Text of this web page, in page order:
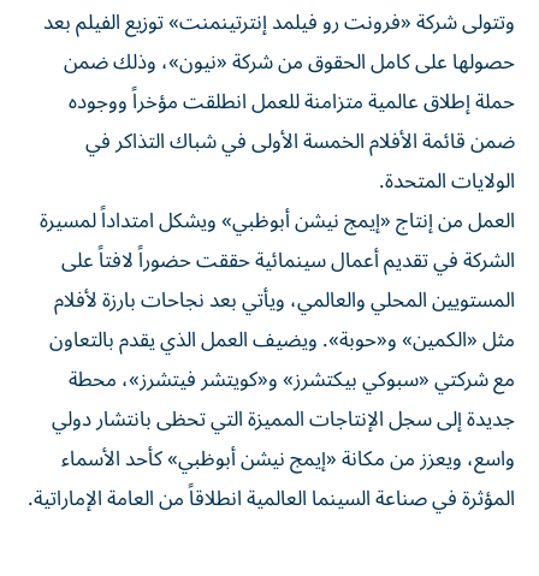
وتتولى شركة «فرونت رو فيلمد إنترتينمنت» توزيع الفيلم بعد
حصولها على كامل الحقوق من شركة «نيون»، وذلك ضمن
حملة إطلاق عالمية متزامنة للعمل انطلقت مؤخراً ووجوده
ضمن قائمة الأفلام الخمسة الأولى في شباك التذاكر في
الولايات المتحدة.
العمل من إنتاج «إيمج نيشن أبوظبي» ويشكل امتداداً لمسيرة
الشركة في تقديم أعمال سينمائية حققت حضوراً لافتاً على
المستويين المحلي والعالمي، ويأتي بعد نجاحات بارزة لأفلام
مثل «الكمين» و«حوبة». ويضيف العمل الذي يقدم بالتعاون
مع شركتي «سبوكي بيكتشرز» و«كويتشر فيتشرز»، محطة
جديدة إلى سجل الإنتاجات المميزة التي تحظى بانتشار دولي
واسع، ويعزز من مكانة «إيمج نيشن أبوظبي» كأحد الأسماء
المؤثرة في صناعة السينما العالمية انطلاقاً من العامة الإماراتية.